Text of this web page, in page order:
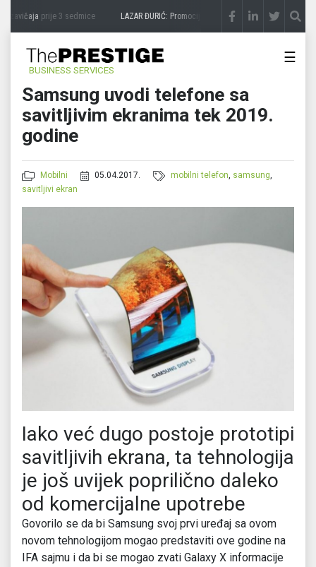
zavičajaprije 3 sedmice LAZAR ĐURIĆ: Promocija potencijal pretvara u destinaciju
BUSINESS SERVICES
☰
Samsung uvodi telefone sa
savitljivim ekranima tek 2019.
godine
Mobilni 05.04.2017. mobilni telefon, samsung,
savitljivi ekran
Iako već dugo postoje prototipi
savitljivih ekrana, ta tehnologija
je još uvijek poprilično daleko
od komercijalne upotrebe
Govorilo se da bi Samsung svoj prvi uređaj sa ovom
novom tehnologijom mogao predstaviti ove godine na
IFA sajmu i da bi se mogao zvati Galaxy X informacije